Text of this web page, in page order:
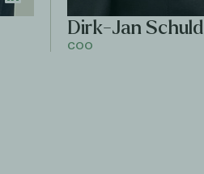
Dirk-Jan Schuld
COO